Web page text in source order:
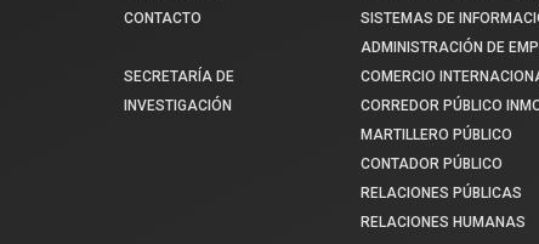
CONTACTO
SECRETARÍA DE
INVESTIGACIÓN
SISTEMAS DE
ADMINISTRACIÓN DE
COMERCIO
CORREDOR PÚBLICO
MARTILLERO PÚBLICO
CONTADOR PÚBLICO
RELACIONES PÚBLICAS
RELACIONES HUMANAS